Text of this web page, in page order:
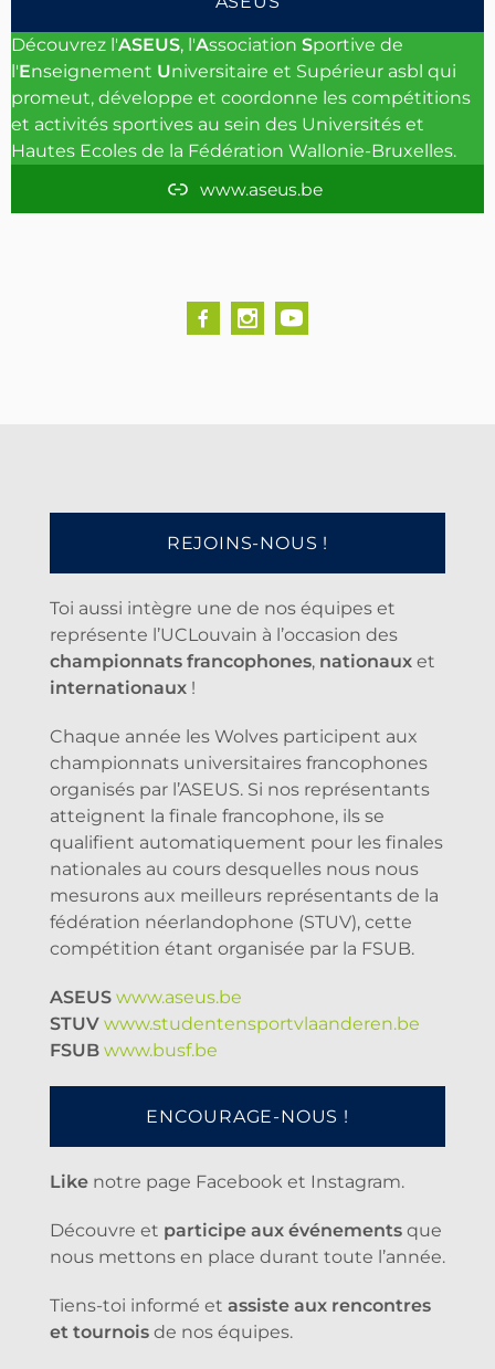
b
o
o
k
a
g
r
a
m
u
b
e
Découvrez l'ASEUS, l'Association Sportive de
l'Enseignement Universitaire et Supérieur asbl qui
promeut, développe et coordonne les compétitions
et activités sportives au sein des Universités et
Hautes Ecoles de la Fédération Wallonie-Bruxelles.
www.aseus.be
REJOINS-NOUS !
Toi aussi intègre une de nos équipes et
représente l’UCLouvain à l’occasion des
championnats francophones, nationaux et
internationaux !
Chaque année les Wolves participent aux
championnats universitaires francophones
organisés par l’ASEUS. Si nos représentants
atteignent la finale francophone, ils se
qualifient automatiquement pour les finales
nationales au cours desquelles nous nous
mesurons aux meilleurs représentants de la
fédération néerlandophone (STUV), cette
compétition étant organisée par la FSUB.
ASEUS www.aseus.be
STUV www.studentensportvlaanderen.be
FSUB www.busf.be
ENCOURAGE-NOUS !
Like notre page Facebook et Instagram.
Découvre et participe aux événements que
nous mettons en place durant toute l’année.
Tiens-toi informé et assiste aux rencontres
et tournois de nos équipes.